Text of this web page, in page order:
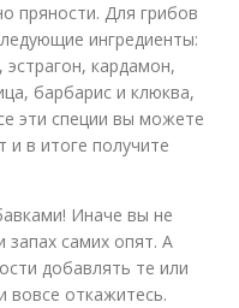
пряности. Для грибов
ингредиенты:
кардамон,
барбарис и клюква,
эти специи вы можете
в итоге получите
Иначе вы не
запах самих опят. А
добавлять те или
вовсе откажитесь.